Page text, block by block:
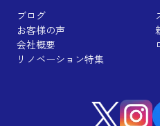
ブログ
お客様の声
会社概要
リノベーション特集